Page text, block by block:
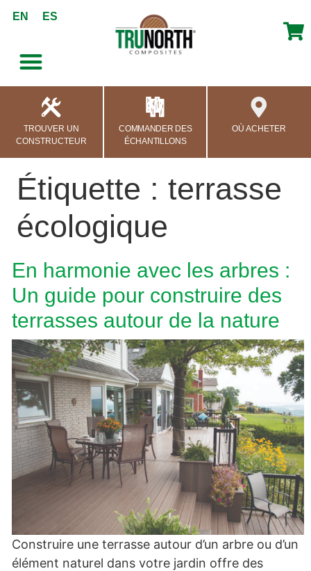
principal
EN ES
TROUVER UN
CONSTRUCTEUR
COMMANDER DES
ÉCHANTILLONS
OÙ ACHETER
Étiquette : terrasse
écologique
En harmonie avec les arbres :
Un guide pour construire des
terrasses autour de la nature
Construire une terrasse autour d’un arbre ou d’un
élément naturel dans votre jardin offre des